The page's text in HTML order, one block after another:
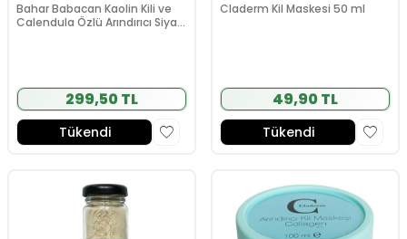
Bahar Babacan Kaolin Kili ve
Calendula Özlü Arındırıcı Siyah
299,50 TL
Tükendi
Claderm Kil Maskesi 50 ml
49,90 TL
Tükendi